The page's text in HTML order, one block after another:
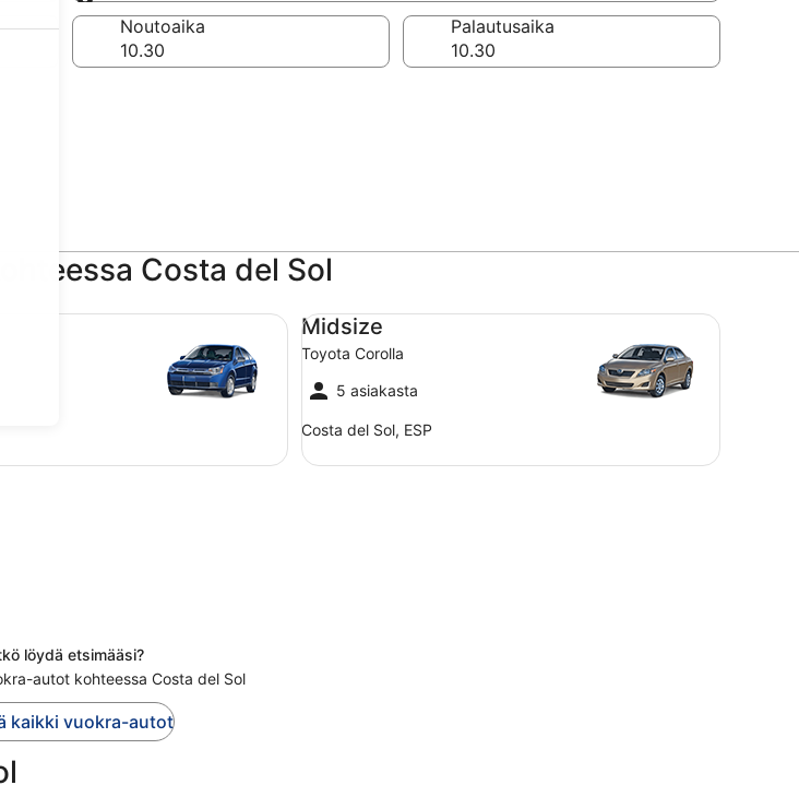
Sama kuin noutopaikka
Noutoaika Palautusaika
Costa del Sol
Midsize
Toyota Corolla
5 asiakasta
Costa del Sol, ESP
Midsize Toyota Corolla
löydä etsimääsi?
autot kohteessa Costa del Sol
kaikki vuokra-autot